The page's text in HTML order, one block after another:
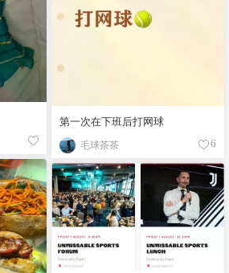
第一次在下班后打网球
毛球茶茶 6